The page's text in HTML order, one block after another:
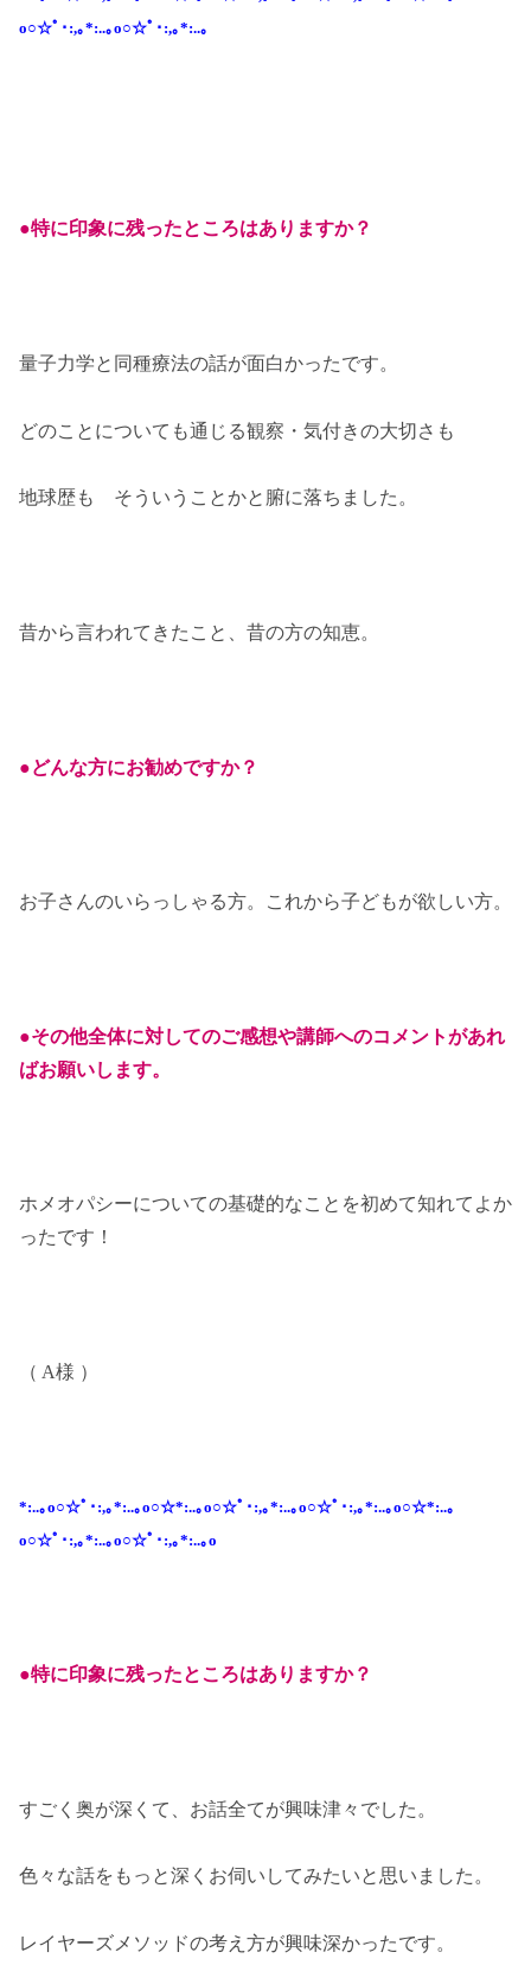
o○☆ﾟ･:,｡*:..｡o○☆ﾟ･:,｡*:..｡
●特に印象に残ったところはありますか？
量子力学と同種療法の話が面白かったです。
どのことについても通じる観察・気付きの大切さも
地球歴も そういうことかと腑に落ちました。
昔から言われてきたこと、昔の方の知恵。
●どんな方にお勧めですか？
お子さんのいらっしゃる方。これから子どもが欲しい方。
●その他全体に対してのご感想や講師へのコメントがあれ
ばお願いします。
ホメオパシーについての基礎的なことを初めて知れてよか
ったです！
（ A様 ）
*:..｡o○☆ﾟ･:,｡*:..｡o○☆*:..｡o○☆ﾟ･:,｡*:..｡o○☆ﾟ･:,｡*:..｡o○☆*:..｡
o○☆ﾟ･:,｡*:..｡o○☆ﾟ･:,｡*:..｡o
●特に印象に残ったところはありますか？
すごく奥が深くて、お話全てが興味津々でした。
色々な話をもっと深くお伺いしてみたいと思いました。
レイヤーズメソッドの考え方が興味深かったです。